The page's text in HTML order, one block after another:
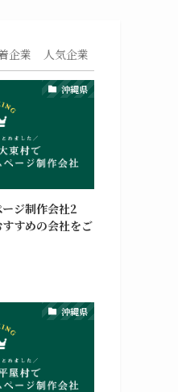
企業 人気企業
沖縄県
ジ制作会社2
すめの会社をご
沖縄県